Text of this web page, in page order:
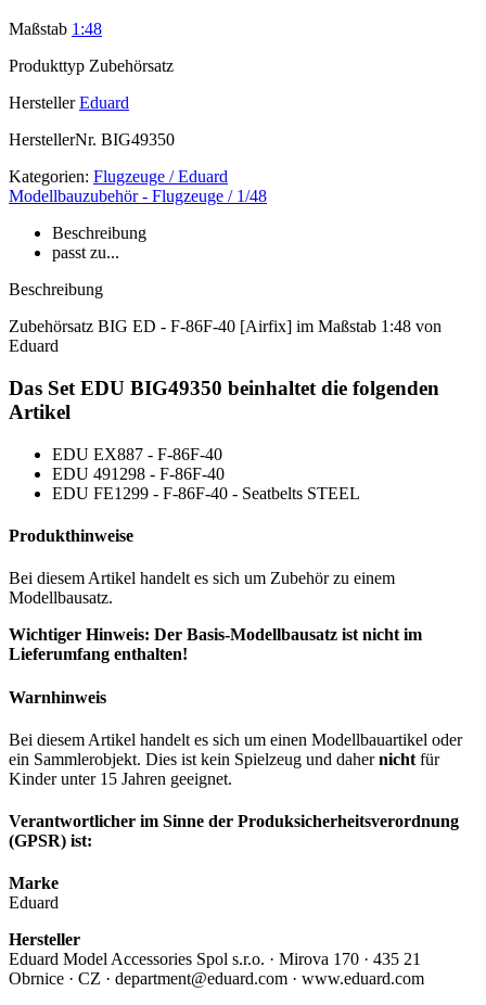
Maßstab 1:48
Produkttyp Zubehörsatz
Hersteller Eduard
HerstellerNr. BIG49350
Kategorien: Flugzeuge / Eduard
Modellbauzubehör - Flugzeuge / 1/48
Beschreibung
passt zu...
Beschreibung
Zubehörsatz BIG ED - F-86F-40 [Airfix] im Maßstab 1:48 von
Eduard
Das Set EDU BIG49350 beinhaltet die folgenden
Artikel
EDU EX887 - F-86F-40
EDU 491298 - F-86F-40
EDU FE1299 - F-86F-40 - Seatbelts STEEL
Produkthinweise
Bei diesem Artikel handelt es sich um Zubehör zu einem
Modellbausatz.
Wichtiger Hinweis: Der Basis-Modellbausatz ist nicht im
Lieferumfang enthalten!
Warnhinweis
Bei diesem Artikel handelt es sich um einen Modellbauartikel oder
ein Sammlerobjekt. Dies ist kein Spielzeug und dahernicht für
Kinder unter 15 Jahren geeignet.
Verantwortlicher im Sinne der Produksicherheitsverordnung
(GPSR) ist:
Marke
Eduard
Hersteller
Eduard Model Accessories Spol s.r.o. · Mirova 170 · 435 21
Obrnice · CZ · department@eduard.com · www.eduard.com